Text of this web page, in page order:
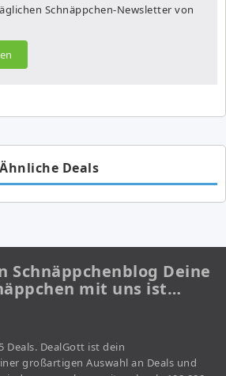
Schnäppchen-Newsletter von
Ähnliche Deals
Schnäppchenblog Deine
mit uns ist…
Deals. DealGott ist dein
großartigen Auswahl an Deals und